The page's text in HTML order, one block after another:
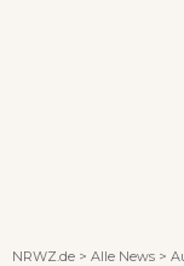
NRWZ.de > Alle News >